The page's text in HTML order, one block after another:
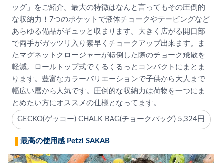
ッグ」をご紹介。最大の特徴はなんと言ってもその圧倒的
な収納力！7つのポケットで液体チョークやテーピングなど
あらゆる備品がギュッと収まります。大きく広がる開口部
で両手がガッツリ入り素早くチョークアップ出来ます。ま
たマグネットクロージャーが転倒した際のチョーク飛散を
軽減。ロールトップ式でくるくるっとコンパクトにまとま
ります。豊富なカラーバリエーションで子供から大人まで
幅広い層から人気です。圧倒的な収納力は荷物を一つにま
とめたい方にオススメの仕様となってます。
GECKO(ゲッコー) CHALK BAG(チョークバッグ) 5,324円
最高の使用感 Petzl SAKAB